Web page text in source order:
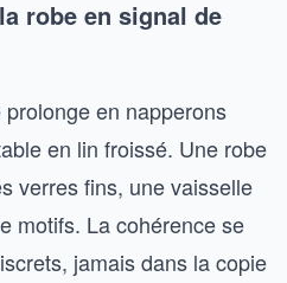
robe en signal de
en napperons
en lin froissé. Une robe
verres fins, une vaisselle
motifs. La cohérence se
jamais dans la copie